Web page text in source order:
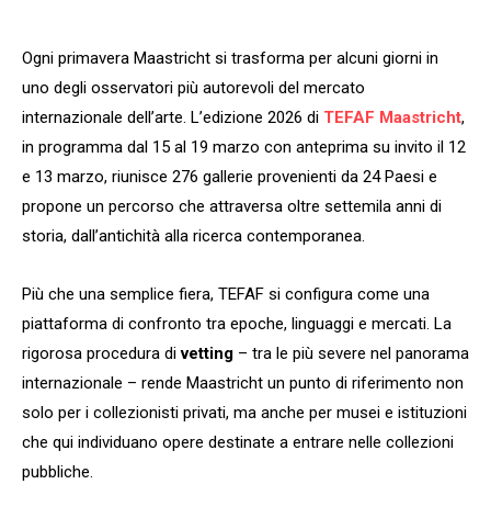
Ogni primavera Maastricht si trasforma per alcuni giorni in
uno degli osservatori più autorevoli del mercato
internazionale dell’arte. L’edizione 2026 di TEFAF Maastricht,
in programma dal 15 al 19 marzo con anteprima su invito il 12
e 13 marzo, riunisce 276 gallerie provenienti da 24 Paesi e
propone un percorso che attraversa oltre settemila anni di
storia, dall’antichità alla ricerca contemporanea.
Più che una semplice fiera, TEFAF si configura come una
piattaforma di confronto tra epoche, linguaggi e mercati. La
rigorosa procedura divetting – tra le più severe nel panorama
internazionale – rende Maastricht un punto di riferimento non
solo per i collezionisti privati, ma anche per musei e istituzioni
che qui individuano opere destinate a entrare nelle collezioni
pubbliche.